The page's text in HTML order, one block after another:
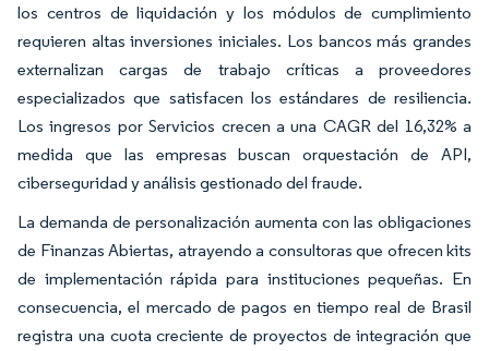
los centros de liquidación y los módulos de cumplimiento
requieren altas inversiones iniciales. Los bancos más grandes
externalizan cargas de trabajo críticas a proveedores
especializados que satisfacen los estándares de resiliencia.
Los ingresos por Servicios crecen a una CAGR del 16,32% a
medida que las empresas buscan orquestación de API,
ciberseguridad y análisis gestionado del fraude.
La demanda de personalización aumenta con las obligaciones
de Finanzas Abiertas, atrayendo a consultoras que ofrecen kits
de implementación rápida para instituciones pequeñas. En
consecuencia, el mercado de pagos en tiempo real de Brasil
registra una cuota creciente de proyectos de integración que